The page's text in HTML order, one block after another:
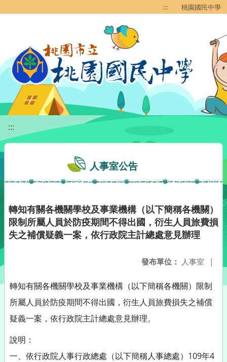
::: 桃園國民中學
:::
人事室公告
轉知有關各機關學校及事業機構（以下簡稱各機關）
限制所屬人員於防疫期間不得出國，衍生人員旅費損
失之補償疑義一案，依行政院主計總處意見辦理
發布單位： 人事室 |
轉知有關各機關學校及事業機構（以下簡稱各機關）限制
所屬人員於防疫期間不得出國，衍生人員旅費損失之補償
疑義一案，依行政院主計總處意見辦理。
說明：
一、依行政院人事行政總處（以下簡稱人事總處）109年4